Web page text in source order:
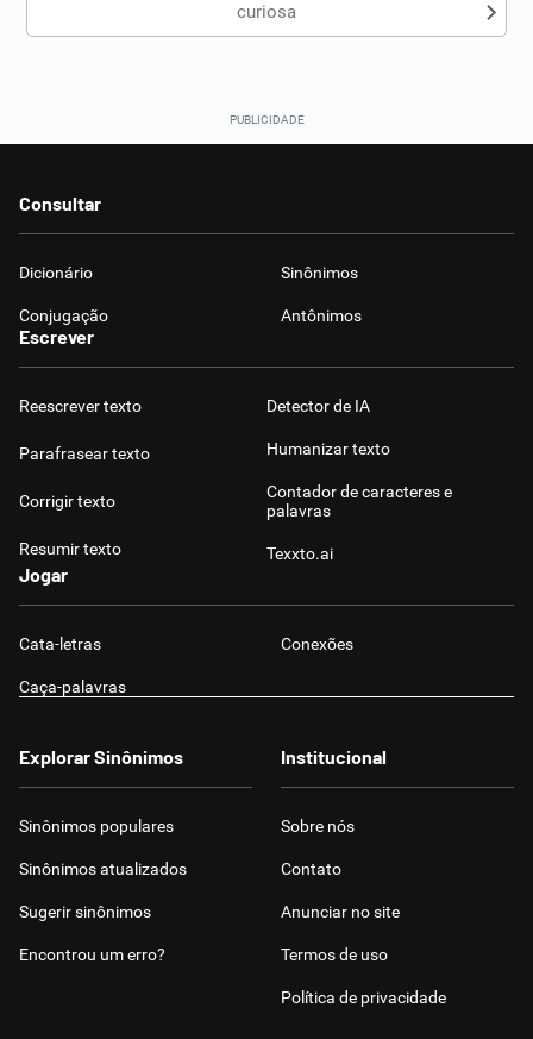
curiosa
Consultar
Dicionário Sinônimos
Conjugação Antônimos
Escrever
Reescrever texto
Parafrasear texto
Corrigir texto
Resumir texto
Detector de IA
Humanizar texto
Contador de caracteres e
palavras
Texxto.ai
Jogar
Cata-letras Conexões
Caça-palavras
Explorar Sinônimos
Sinônimos populares
Sinônimos atualizados
Sugerir sinônimos
Encontrou um erro?
Institucional
Sobre nós
Contato
Anunciar no site
Termos de uso
Política de privacidade